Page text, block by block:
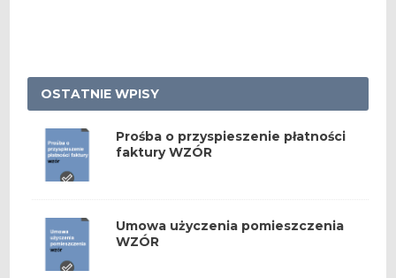
OSTATNIE WPISY
Prośba o przyspieszenie płatności
faktury WZÓR
Umowa użyczenia pomieszczenia
WZÓR